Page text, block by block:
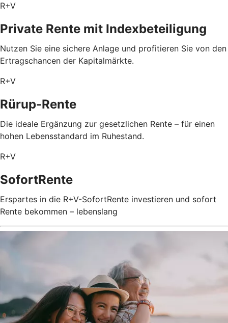
R+V
Private Rente mit Index­beteiligung
Nutzen Sie eine sichere Anlage und profitieren Sie von den
Ertragschancen der Kapitalmärkte.
R+V
Rürup-Rente
Die ideale Ergänzung zur gesetzlichen Rente – für einen
hohen Lebensstandard im Ruhestand.
R+V
SofortRente
Erspartes in die R+V-SofortRente investieren und sofort
Rente bekommen – lebenslang